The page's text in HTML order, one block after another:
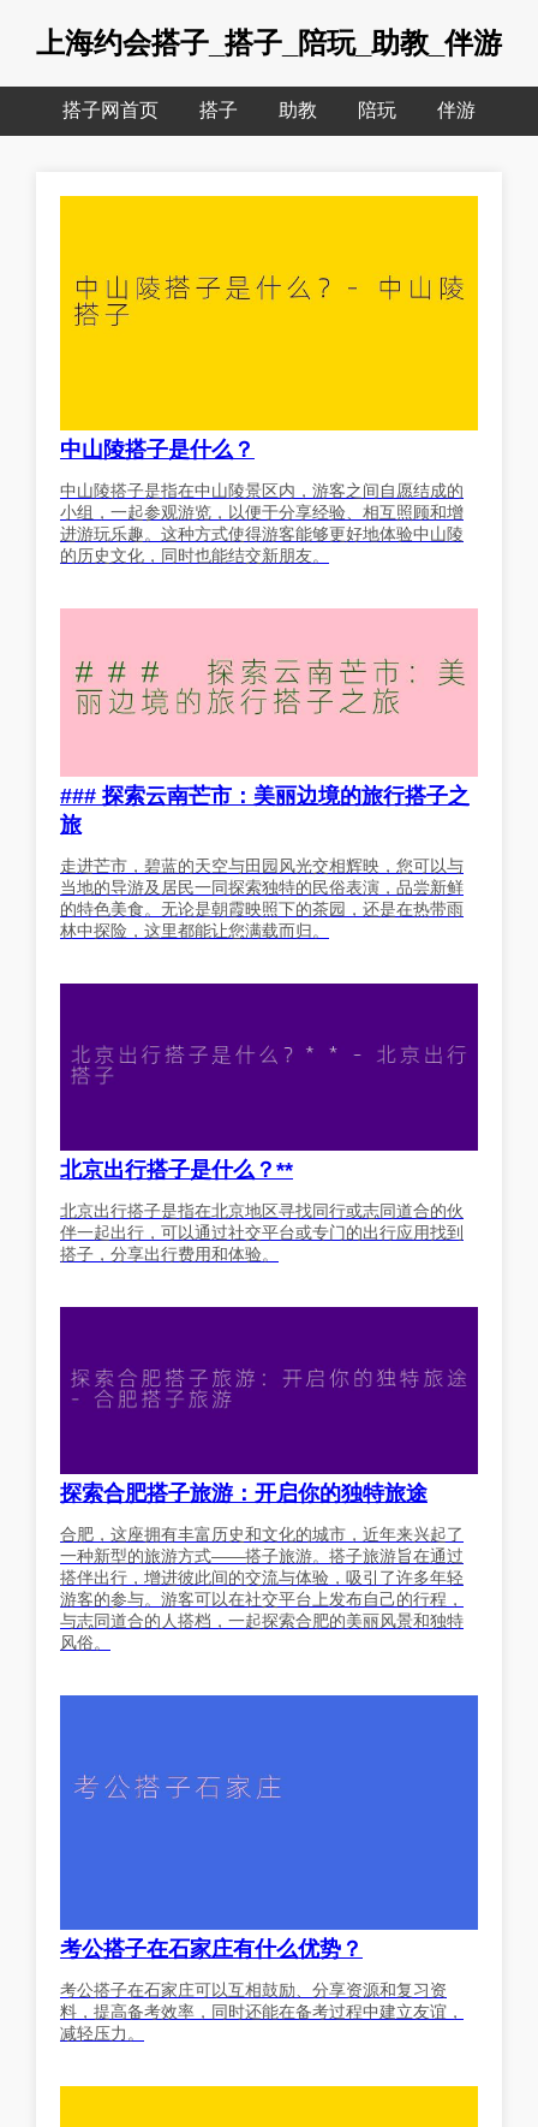
上海约会搭子_搭子_陪玩_助教_伴游
搭子网首页 搭子 助教 陪玩 伴游
中山陵搭子是什么？
中山陵搭子是指在中山陵景区内，游客之间自愿结成的
小组，一起参观游览，以便于分享经验、相互照顾和增
进游玩乐趣。这种方式使得游客能够更好地体验中山陵
的历史文化，同时也能结交新朋友。
### 探索云南芒市：美丽边境的旅行搭子之
旅
走进芒市，碧蓝的天空与田园风光交相辉映，您可以与
当地的导游及居民一同探索独特的民俗表演，品尝新鲜
的特色美食。无论是朝霞映照下的茶园，还是在热带雨
林中探险，这里都能让您满载而归。
北京出行搭子是什么？**
北京出行搭子是指在北京地区寻找同行或志同道合的伙
伴一起出行，可以通过社交平台或专门的出行应用找到
搭子，分享出行费用和体验。
探索合肥搭子旅游：开启你的独特旅途
合肥，这座拥有丰富历史和文化的城市，近年来兴起了
一种新型的旅游方式——搭子旅游。搭子旅游旨在通过
搭伴出行，增进彼此间的交流与体验，吸引了许多年轻
游客的参与。游客可以在社交平台上发布自己的行程，
与志同道合的人搭档，一起探索合肥的美丽风景和独特
风俗。
考公搭子在石家庄有什么优势？
考公搭子在石家庄可以互相鼓励、分享资源和复习资
料，提高备考效率，同时还能在备考过程中建立友谊，
减轻压力。